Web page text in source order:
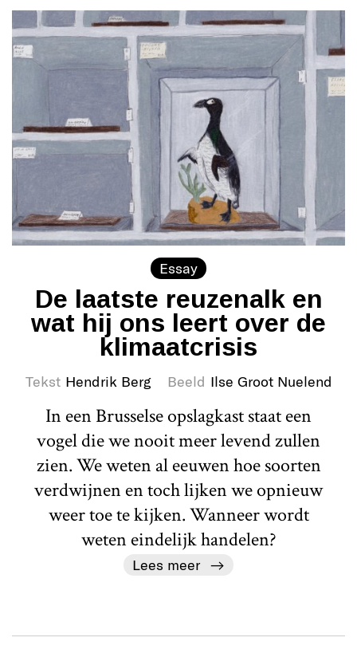
Essay
De laatste reuzenalk en
wat hij ons leert over de
klimaatcrisis
Tekst Hendrik Berg Beeld Ilse Groot Nuelend
In een Brusselse opslagkast staat een
vogel die we nooit meer levend zullen
zien. We weten al eeuwen hoe soorten
verdwijnen en toch lijken we opnieuw
weer toe te kijken. Wanneer wordt
weten eindelijk handelen?
Lees meer